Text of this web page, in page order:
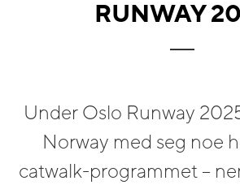
RUNWAY
Under Oslo Runway
Norway med seg noe
catwalk-programmet –